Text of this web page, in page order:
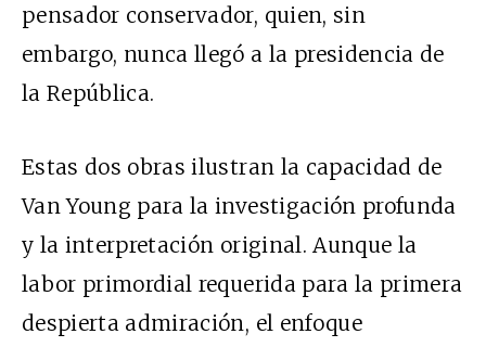
pensador conservador, quien, sin
embargo, nunca llegó a la presidencia de
la República.
Estas dos obras ilustran la capacidad de
Van Young para la investigación profunda
y la interpretación original. Aunque la
labor primordial requerida para la primera
despierta admiración, el enfoque